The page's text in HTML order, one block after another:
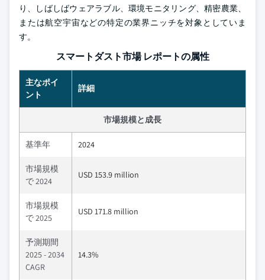
り、しばしばウェアラブル、環境モニタリング、精密農業、
または航空宇宙などの特定の業界ニッチを対象としていま
す。
スマートダスト市場 レポートの属性
主なポイ
ント
詳細
市場規模と成長
基準年 2024
市場規模
で 2024
USD 153.9 million
市場規模
で 2025
USD 171.8 million
予測期間
2025 - 2034
CAGR
14.3%